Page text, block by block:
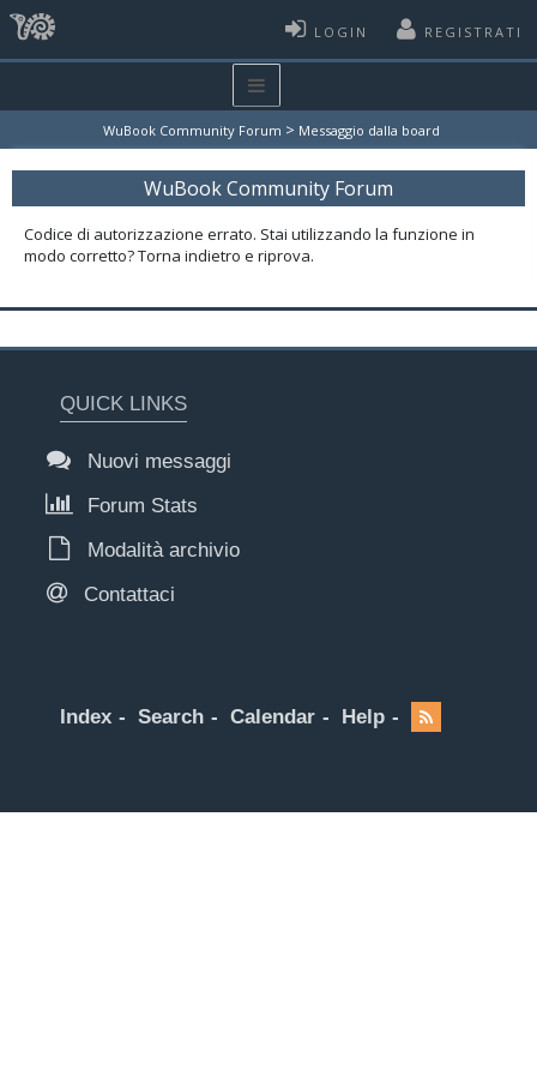
LOGIN REGISTRATI
WuBook Community Forum > Messaggio dalla board
WuBook Community Forum
Codice di autorizzazione errato. Stai utilizzando la funzione in
modo corretto? Torna indietro e riprova.
QUICK LINKS
Nuovi messaggi
Forum Stats
Modalità archivio
Contattaci
Index Search Calendar Help